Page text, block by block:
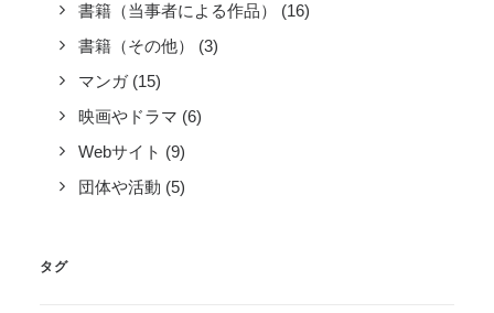
書籍（当事者による作品）
(16)
書籍（その他）
(3)
マンガ (15)
映画やドラマ (6)
Webサイト (9)
団体や活動 (5)
タグ